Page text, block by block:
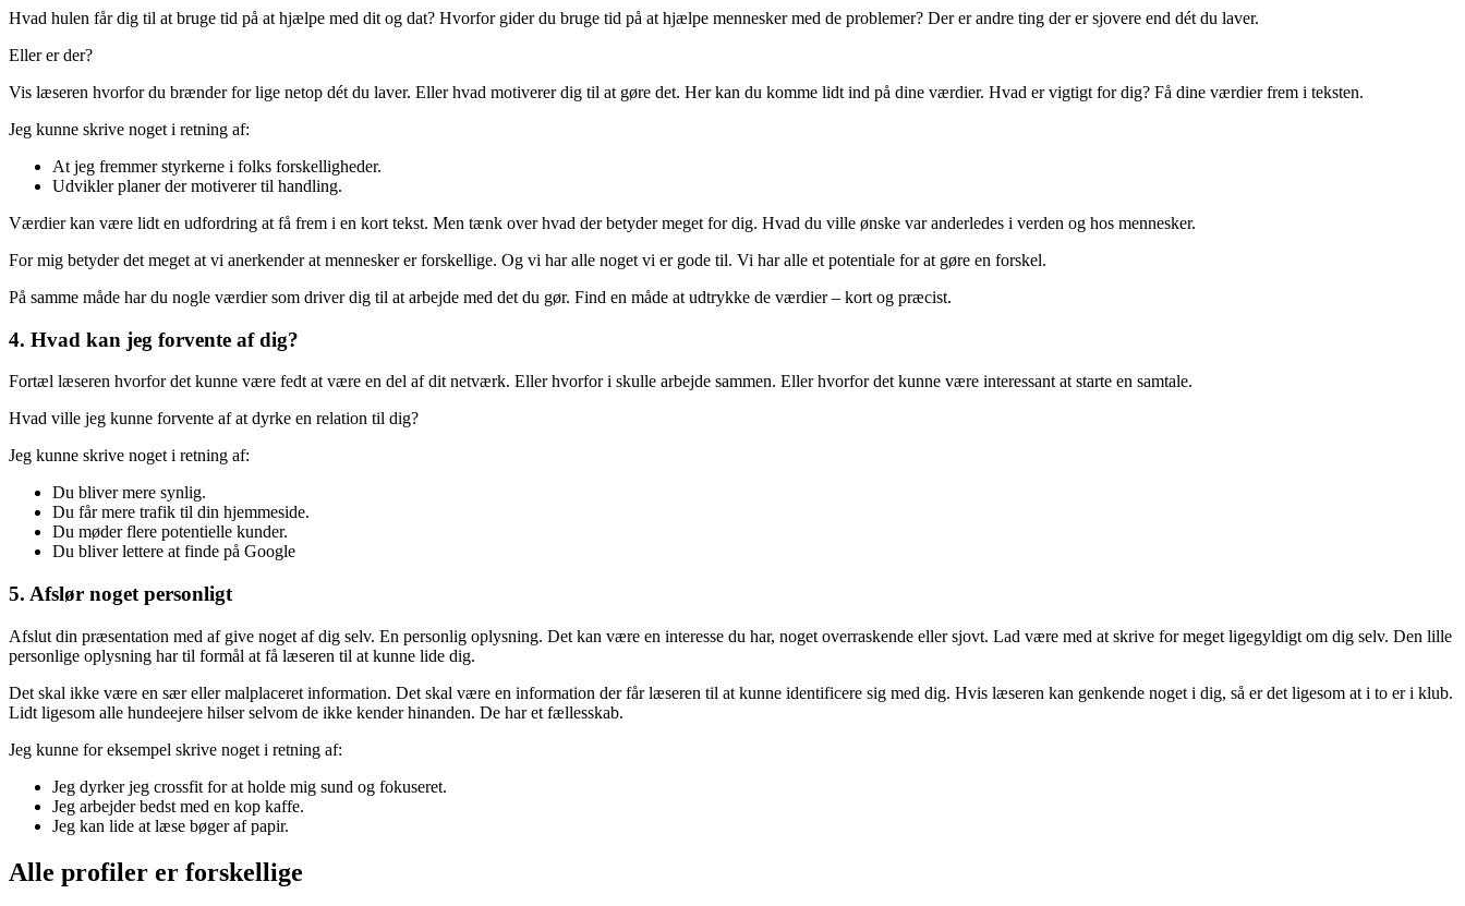
Hvad hulen får dig til at bruge tid på at hjælpe med dit og dat? Hvorfor gider du bruge tid på at hjælpe mennesker med de problemer? Der er andre ting der er sjovere end dét du laver.
Eller er der?
Vis læseren hvorfor du brænder for lige netop dét du laver. Eller hvad motiverer dig til at gøre det. Her kan du komme lidt ind på dine værdier. Hvad er vigtigt for dig? Få dine værdier frem i teksten.
Jeg kunne skrive noget i retning af:
At jeg fremmer styrkerne i folks forskelligheder.
Udvikler planer der motiverer til handling.
Værdier kan være lidt en udfordring at få frem i en kort tekst. Men tænk over hvad der betyder meget for dig. Hvad du ville ønske var anderledes i verden og hos mennesker.
For mig betyder det meget at vi anerkender at mennesker er forskellige. Og vi har alle noget vi er gode til. Vi har alle et potentiale for at gøre en forskel.
På samme måde har du nogle værdier som driver dig til at arbejde med det du gør. Find en måde at udtrykke de værdier – kort og præcist.
4. Hvad kan jeg forvente af dig?
Fortæl læseren hvorfor det kunne være fedt at være en del af dit netværk. Eller hvorfor i skulle arbejde sammen. Eller hvorfor det kunne være interessant at starte en samtale.
Hvad ville jeg kunne forvente af at dyrke en relation til dig?
Jeg kunne skrive noget i retning af:
Du bliver mere synlig.
Du får mere trafik til din hjemmeside.
Du møder flere potentielle kunder.
Du bliver lettere at finde på Google
5. Afslør noget personligt
Afslut din præsentation med af give noget af dig selv. En personlig oplysning. Det kan være en interesse du har, noget overraskende eller sjovt. Lad være med at skrive for meget ligegyldigt om dig selv. Den lille
personlige oplysning har til formål at få læseren til at kunne lide dig.
Det skal ikke være en sær eller malplaceret information. Det skal være en information der får læseren til at kunne identificere sig med dig. Hvis læseren kan genkende noget i dig, så er det ligesom at i to er i klub.
Lidt ligesom alle hundeejere hilser selvom de ikke kender hinanden. De har et fællesskab.
Jeg kunne for eksempel skrive noget i retning af:
Jeg dyrker jeg crossfit for at holde mig sund og fokuseret.
Jeg arbejder bedst med en kop kaffe.
Jeg kan lide at læse bøger af papir.
Alle profiler er forskellige